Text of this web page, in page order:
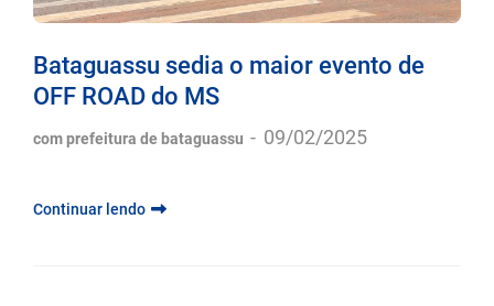
Bataguassu sedia o maior evento de
OFF ROAD do MS
com prefeitura de bataguassu - 09/02/2025
Continuar lendo